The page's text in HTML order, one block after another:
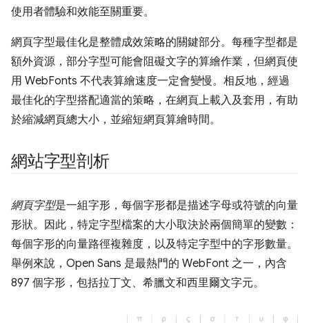
使用者體驗和效能至關重要。
網頁字型最佳化是整體成效策略的關鍵部分。每種字型都是
額外資源，部分字型可能會阻礙文字的算繪作業，但網頁使
用 WebFonts 不代表算繪速度一定會變慢。相反地，經過
最佳化的字型搭配適當的策略，在網頁上載入及套用，有助
於縮減網頁總大小，並縮短網頁算繪時間。
網站字型剖析
網頁字型是一組字形，每個字形都是描述字母或符號的向量
形狀。因此，特定字型檔案的大小取決於兩個簡單的變數：
每個字形的向量路徑複雜度，以及特定字型中的字形數量。
舉例來說，Open Sans 是最熱門的 WebFont 之一，內含
897 個字形，包括拉丁文、希臘文和西里爾文字元。